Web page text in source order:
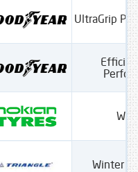
UltraGrip
Winter